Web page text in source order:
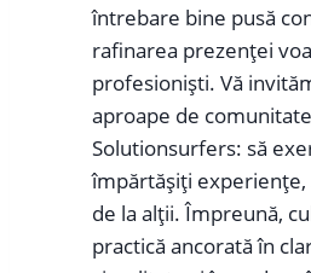
întrebare bine pusă
rafinarea prezenței
profesioniști. Vă
aproape de
Solutionsurfers: să
împărtășiți experiențe,
de la alții. Împreună,
practică ancorată în